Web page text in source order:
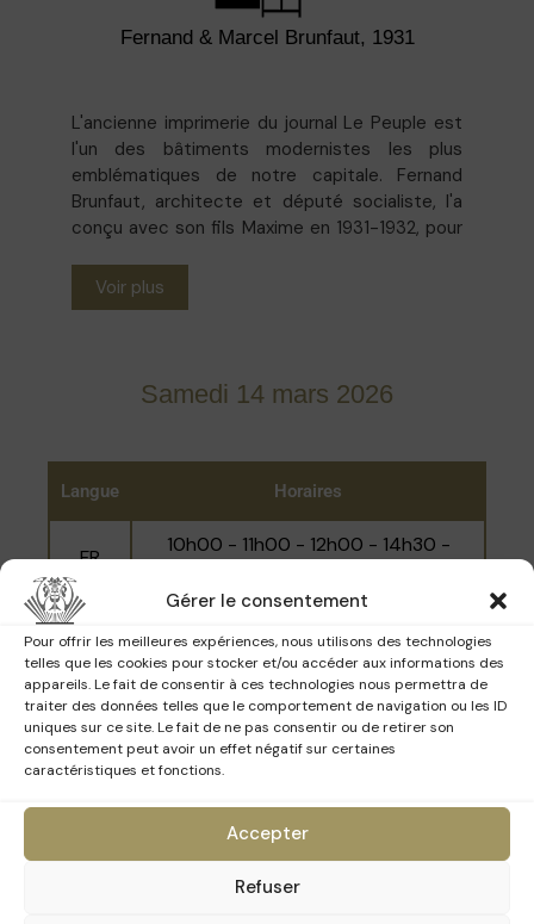
Gérer le consentement
Pour offrir les meilleures expériences, nous utilisons des technologies
telles que les cookies pour stocker et/ou accéder aux informations des
appareils. Le fait de consentir à ces technologies nous permettra de
traiter des données telles que le comportement de navigation ou les ID
uniques sur ce site. Le fait de ne pas consentir ou de retirer son
consentement peut avoir un effet négatif sur certaines
caractéristiques et fonctions.
Accepter
Refuser
Fernand & Marcel Brunfaut, 1931
L'ancienne imprimerie du journal Le Peuple est
l'un des bâtiments modernistes les plus
emblématiques de notre capitale. Fernand
Brunfaut, architecte et député socialiste, l'a
conçu avec son fils Maxime en 1931-1932, pour
des Sables que le journal socialiste occupait
depuis 1905. Le bâtiment final, qui utilisait des
des Brunfaut. Les larges fenêtres
transparentes offraient une vue jour et nuit de
tour d'éclairage et la publicité lumineuse rouge
d'origine devaient attirer les regards des
passants et des partisans du mouvement
socialiste. À l'intérieur, les volumes originaux et
fortement la destination initiale du bâtiment,
tandis que les couleurs de la façade sont
rappelées dans le carrelage plus contemporain
des murs. Aujourd'hui, s’y trouvent les bureaux
et une salle de concert de la maison de
disques PIAS.
Voir plus
Samedi 14 mars 2026
Langue Horaires
FR
10h00 - 11h00 - 12h00 - 14h30 -
EN 11h30 - 15h00 - 17h00
Horaires